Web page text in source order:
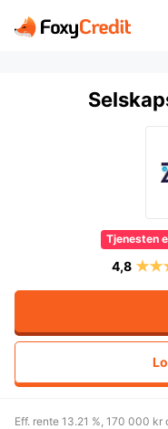
Tjenesten
Eff. rente 13.21 %, 170 000